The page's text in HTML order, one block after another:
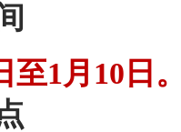
至1月10日